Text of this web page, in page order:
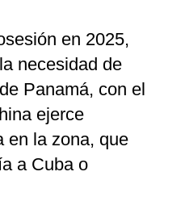
en 2025,
necesidad de
Panamá, con el
ejerce
en la zona, que
a Cuba o